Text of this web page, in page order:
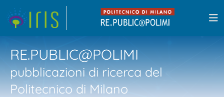
RE.PUBLIC@POLIMI
pubblicazioni di ricerca del
Politecnico di Milano